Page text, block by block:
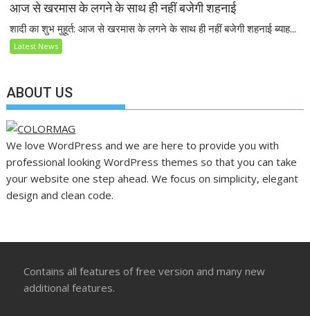
आज से खरमास के लगने के साथ ही नहीं बजेगी शहनाई
शादी का शुभ मुहूर्त: आज से खरमास के लगने के साथ ही नहीं बजेगी शहनाई ब्याह...
Latest News
ABOUT US
We love WordPress and we are here to provide you with
professional looking WordPress themes so that you can take
your website one step ahead. We focus on simplicity, elegant
design and clean code.
Contains all features of free version and many new
additional features.